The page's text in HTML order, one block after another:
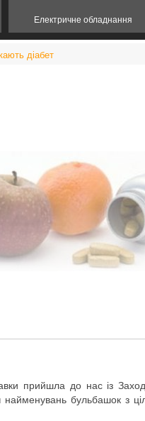
Електричне обладнання
діабет
прийшла до нас із
найменувань бульбашок з